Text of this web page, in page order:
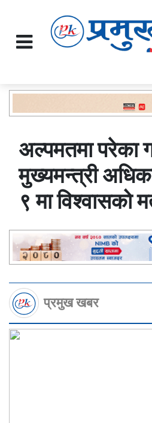
अल्पमतमा परेका
मुख्यमन्त्री
९ मा विश्वासको
प्रमुख खबर